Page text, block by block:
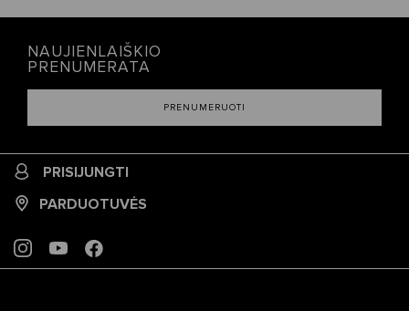
NAUJIENLAIŠKIO
PRENUMERATA
PRENUMERUOTI
PRISIJUNGTI
PARDUOTUVĖS
INSTAGRAM
YOUTUBEFACEBOOK